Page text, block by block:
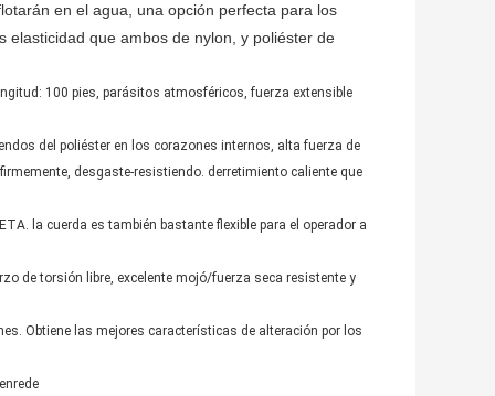
en el agua, una opción perfecta para los
que ambos de nylon, y poliéster de
100 pies, parásitos atmosféricos, fuerza extensible
del poliéster en los corazones internos, alta fuerza de
desgaste-resistiendo. derretimiento caliente que
la cuerda es también bastante flexible para el operador a
de torsión libre, excelente mojó/fuerza seca resistente y
Obtiene las mejores características de alteración por los